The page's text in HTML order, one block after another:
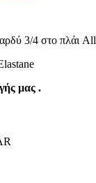
3/4 στο πλάι
μας .